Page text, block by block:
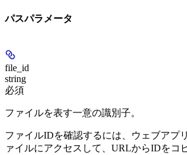
パスパラメータ
file_id
string
必須
ファイルを表す一意の識別子。
ファイルIDを確認するには、ウェブアプ
ァイルにアクセスして、URLからIDをコ